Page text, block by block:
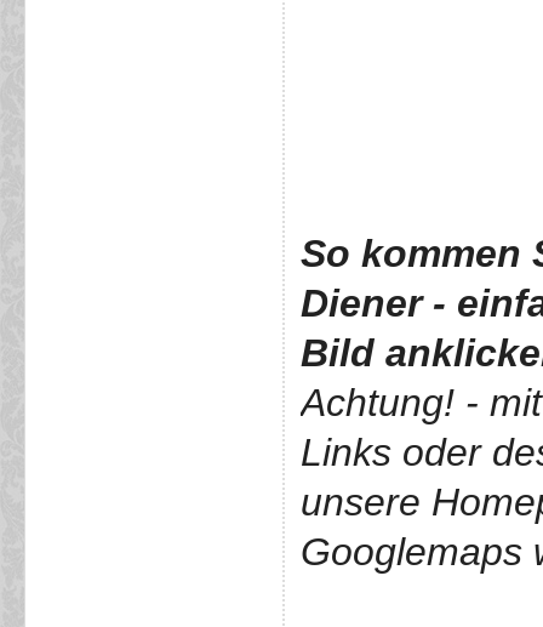
So kommen
Diener -
Bild
Achtung! -
Links oder
unsere
Googlemaps